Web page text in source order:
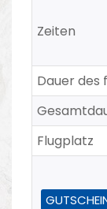
Zeiten
Dauer des
Flugplatz